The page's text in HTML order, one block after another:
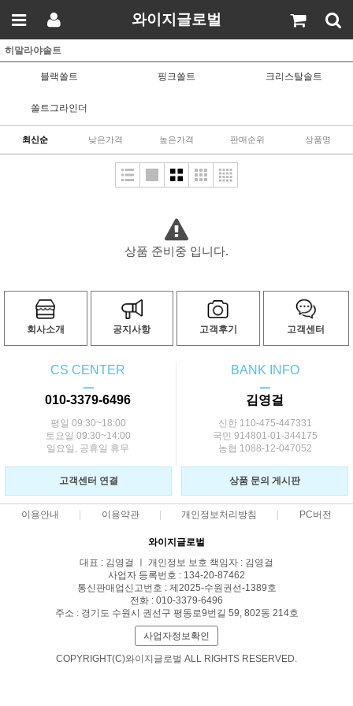
와이지글로벌
히말라야솔트
블랙쏠트 핑크쏠트 크리스탈솔트
쏠트그라인더
최신순 낮은가격 높은가격 판매순위 상품명
상품 준비중 입니다.
회사소개 공지사항 고객후기 고객센터
CS CENTER
ㅡ
010-3379-6496
평일 09:30~18:00
토요일 09:30~14:00
일요일, 공휴일 휴무
BANK INFO
ㅡ
김영걸
신한 110-475-447331
국민 914801-01-344175
농협 1088-12-047052
고객센터 연결 상품 문의 게시판
이용안내 이용약관 개인정보처리방침 PC버전
와이지글로벌
대표 : 김영걸 ㅣ 개인정보 보호 책임자 : 김영걸
사업자 등록번호 : 134-20-87462
통신판매업신고번호 : 제2025-수원권선-1389호
전화 : 010-3379-6496
주소 : 경기도 수원시 권선구 평동로9번길 59, 802동 214호
사업자정보확인
COPYRIGHT(C)와이지글로벌 ALL RIGHTS RESERVED.